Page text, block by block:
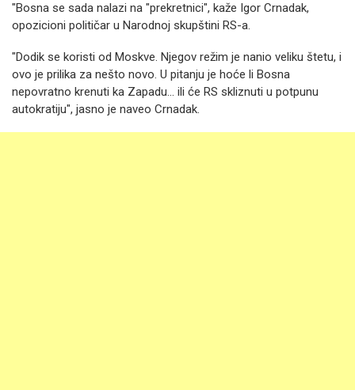
"Bosna se sada nalazi na "prekretnici", kaže Igor Crnadak,
opozicioni političar u Narodnoj skupštini RS-a.
"Dodik se koristi od Moskve. Njegov režim je nanio veliku štetu, i
ovo je prilika za nešto novo. U pitanju je hoće li Bosna
nepovratno krenuti ka Zapadu... ili će RS skliznuti u potpunu
autokratiju", jasno je naveo Crnadak.